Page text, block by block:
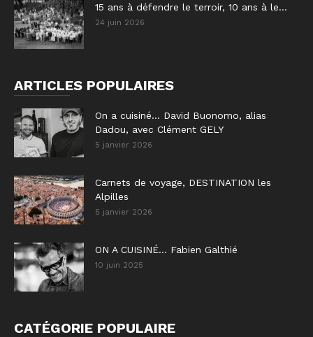
15 ans à défendre le terroir, 10 ans à le...
24 juin 2026
ARTICLES POPULAIRES
On a cuisiné… David Buonomo, alias
Dadou, avec Clément GELY
5 janvier 2026
Carnets de voyage, DESTINATION les
Alpilles
5 janvier 2026
ON A CUISINÉ… Fabien Galthié
10 juin 2025
CATÉGORIE POPULAIRE